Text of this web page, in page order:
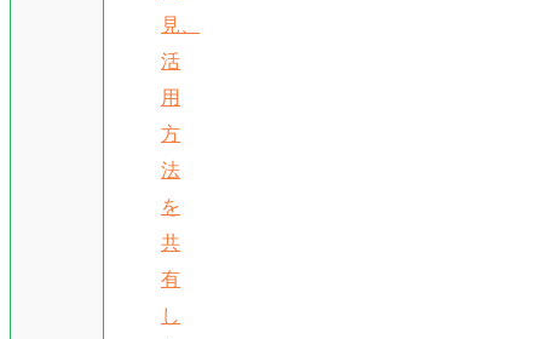
見、
活
用
方
法
を
共
有
し